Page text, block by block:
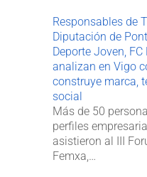
Responsables de
Diputación de
Deporte Joven, FC
analizan en Vigo
construye marca,
social
Más de 50
perfiles
asistieron al III
Femxa,…